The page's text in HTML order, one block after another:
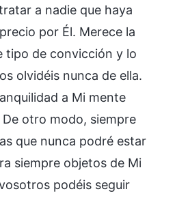
a nadie que haya
por Él. Merece la
tipo de convicción y lo
olvidéis nunca de ella.
a Mi mente
otro modo, siempre
que nunca podré estar
siempre objetos de Mi
podéis seguir